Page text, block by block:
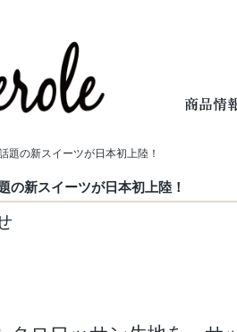
題の新スイーツが日本初上陸！
の新スイーツが日本初上陸！